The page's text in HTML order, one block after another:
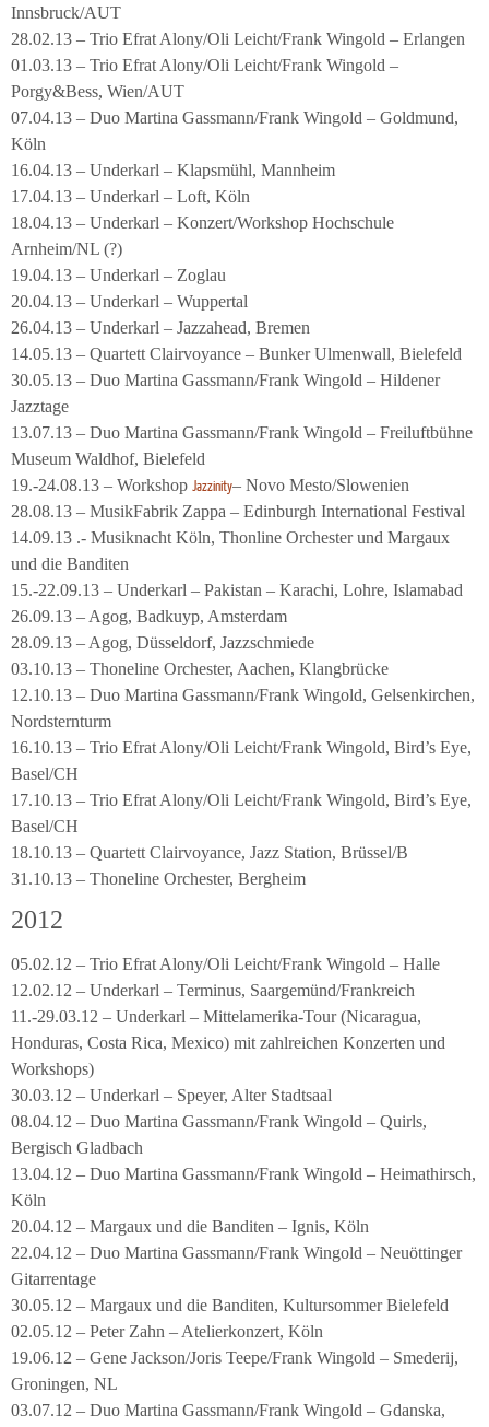
Innsbruck/AUT
28.02.13 – Trio Efrat Alony/Oli Leicht/Frank Wingold – Erlangen
01.03.13 – Trio Efrat Alony/Oli Leicht/Frank Wingold –
Porgy&Bess, Wien/AUT
07.04.13 – Duo Martina Gassmann/Frank Wingold – Goldmund,
Köln
16.04.13 – Underkarl – Klapsmühl, Mannheim
17.04.13 – Underkarl – Loft, Köln
18.04.13 – Underkarl – Konzert/Workshop Hochschule
Arnheim/NL (?)
19.04.13 – Underkarl – Zoglau
20.04.13 – Underkarl – Wuppertal
26.04.13 – Underkarl – Jazzahead, Bremen
14.05.13 – Quartett Clairvoyance – Bunker Ulmenwall, Bielefeld
30.05.13 – Duo Martina Gassmann/Frank Wingold – Hildener
Jazztage
13.07.13 – Duo Martina Gassmann/Frank Wingold – Freiluftbühne
Museum Waldhof, Bielefeld
19.-24.08.13 – Workshop Jazzinity– Novo Mesto/Slowenien
28.08.13 – MusikFabrik Zappa – Edinburgh International Festival
14.09.13 .- Musiknacht Köln, Thonline Orchester und Margaux
und die Banditen
15.-22.09.13 – Underkarl – Pakistan – Karachi, Lohre, Islamabad
26.09.13 – Agog, Badkuyp, Amsterdam
28.09.13 – Agog, Düsseldorf, Jazzschmiede
03.10.13 – Thoneline Orchester, Aachen, Klangbrücke
12.10.13 – Duo Martina Gassmann/Frank Wingold, Gelsenkirchen,
Nordsternturm
16.10.13 – Trio Efrat Alony/Oli Leicht/Frank Wingold, Bird’s Eye,
Basel/CH
17.10.13 – Trio Efrat Alony/Oli Leicht/Frank Wingold, Bird’s Eye,
Basel/CH
18.10.13 – Quartett Clairvoyance, Jazz Station, Brüssel/B
31.10.13 – Thoneline Orchester, Bergheim
2012
05.02.12 – Trio Efrat Alony/Oli Leicht/Frank Wingold – Halle
12.02.12 – Underkarl – Terminus, Saargemünd/Frankreich
11.-29.03.12 – Underkarl – Mittelamerika-Tour (Nicaragua,
Honduras, Costa Rica, Mexico) mit zahlreichen Konzerten und
Workshops)
30.03.12 – Underkarl – Speyer, Alter Stadtsaal
08.04.12 – Duo Martina Gassmann/Frank Wingold – Quirls,
Bergisch Gladbach
13.04.12 – Duo Martina Gassmann/Frank Wingold – Heimathirsch,
Köln
20.04.12 – Margaux und die Banditen – Ignis, Köln
22.04.12 – Duo Martina Gassmann/Frank Wingold – Neuöttinger
Gitarrentage
30.05.12 – Margaux und die Banditen, Kultursommer Bielefeld
02.05.12 – Peter Zahn – Atelierkonzert, Köln
19.06.12 – Gene Jackson/Joris Teepe/Frank Wingold – Smederij,
Groningen, NL
03.07.12 – Duo Martina Gassmann/Frank Wingold – Gdanska,